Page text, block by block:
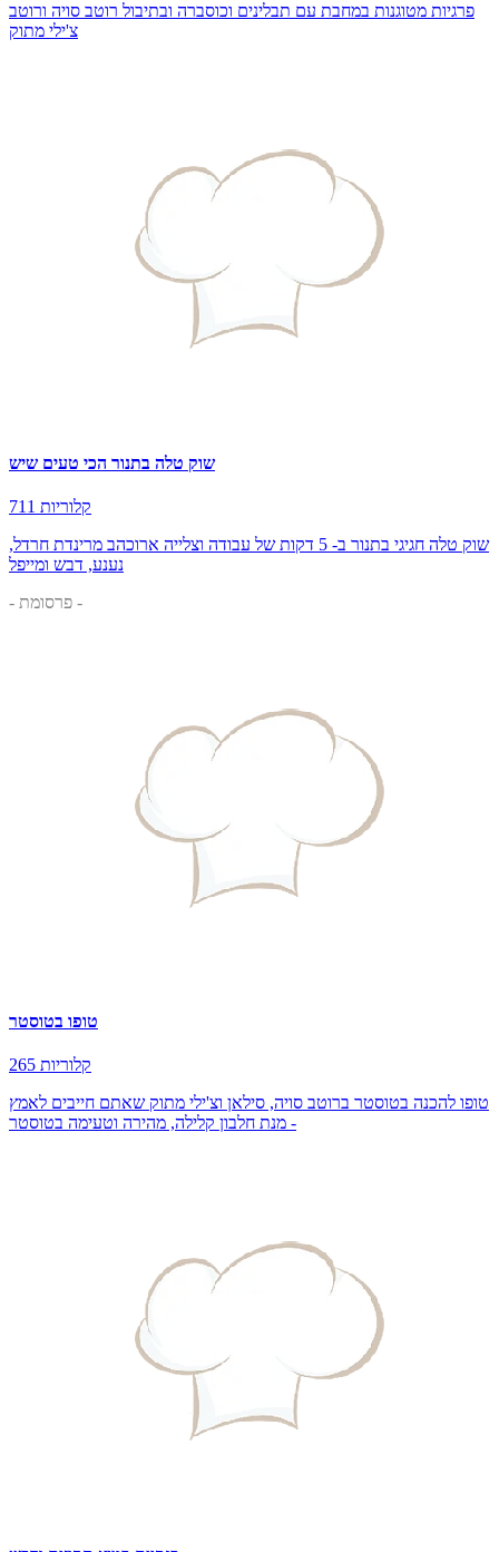
פרגיות מטוגנות במחבת עם תבלינים וכוסברה ובתיבול רוטב סויה ורוטב
צ'ילי מתוק
שוק טלה בתנור הכי טעים שיש
711 קלוריות
שוק טלה חגיגי בתנור ב- 5 דקות של עבודה וצלייה ארוכהב מרינדת חרדל,
נענע, דבש ומייפל
- פרסומת -
טופו בטוסטר
265 קלוריות
טופו להכנה בטוסטר ברוטב סויה, סילאן וצ'ילי מתוק שאתם חייבים לאמץ
- מנת חלבון קלילה, מהירה וטעימה בטוסטר